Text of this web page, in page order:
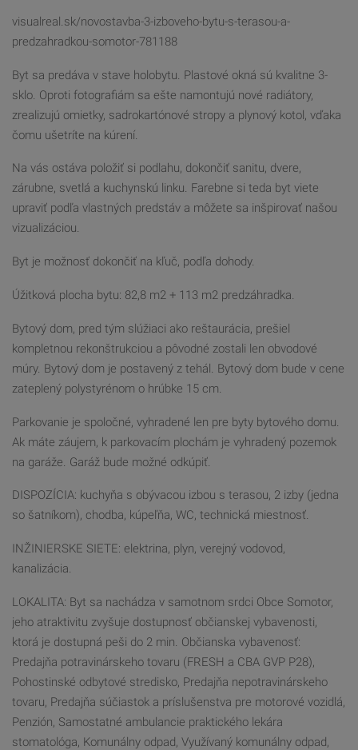
visualreal.sk/novostavba-3-izboveho-bytu-s-terasou-a-
predzahradkou-somotor-781188
Byt sa predáva v stave holobytu. Plastové okná sú kvalitne 3-
sklo. Oproti fotografiám sa ešte namontujú nové radiátory,
zrealizujú omietky, sadrokartónové stropy a plynový kotol, vďaka
čomu ušetríte na kúrení.
Na vás ostáva položiť si podlahu, dokončiť sanitu, dvere,
zárubne, svetlá a kuchynskú linku. Farebne si teda byt viete
upraviť podľa vlastných predstáv a môžete sa inšpirovať našou
vizualizáciou.
Byt je možnosť dokončiť na kľuč, podľa dohody.
Úžitková plocha bytu: 82,8 m2 + 113 m2 predzáhradka.
Bytový dom, pred tým slúžiaci ako reštaurácia, prešiel
kompletnou rekonštrukciou a pôvodné zostali len obvodové
múry. Bytový dom je postavený z tehál. Bytový dom bude v cene
zateplený polystyrénom o hrúbke 15 cm.
Parkovanie je spoločné, vyhradené len pre byty bytového domu.
Ak máte záujem, k parkovacím plochám je vyhradený pozemok
na garáže. Garáž bude možné odkúpiť.
DISPOZÍCIA: kuchyňa s obývacou izbou s terasou, 2 izby (jedna
so šatníkom), chodba, kúpeľňa, WC, technická miestnosť.
INŽINIERSKE SIETE: elektrina, plyn, verejný vodovod,
kanalizácia.
LOKALITA: Byt sa nachádza v samotnom srdci Obce Somotor,
jeho atraktivitu zvyšuje dostupnosť občianskej vybavenosti,
ktorá je dostupná peši do 2 min. Občianska vybavenosť:
Predajňa potravinárskeho tovaru (FRESH a CBA GVP P28),
Pohostinské odbytové stredisko, Predajňa nepotravinárskeho
tovaru, Predajňa súčiastok a príslušenstva pre motorové vozidlá,
Penzión, Samostatné ambulancie praktického lekára
stomatológa, Komunálny odpad, Využívaný komunálny odpad,